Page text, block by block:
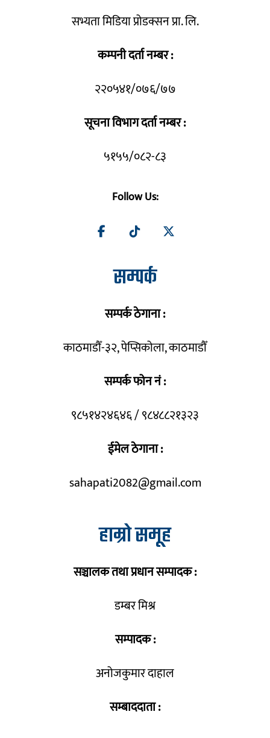
सभ्यता मिडिया प्रोडक्सन प्रा. लि.
कम्पनी दर्ता नम्बर :
२२०५४१/०७६/७७
सूचना विभाग दर्ता नम्बर :
५१५५/०८२-८३
Follow Us:
सम्पर्क
सम्पर्क ठेगाना :
काठमाडौँ-३२, पेप्सिकोला, काठमाडौँ
सम्पर्क फोन नं :
९८५१४२४६४६ / ९८४८८२१३२३
ईमेल ठेगाना :
sahapati2082@gmail.com
हाम्रो समूह
सञ्चालक तथा प्रधान सम्पादक :
डम्बर मिश्र
सम्पादक :
अनोजकुमार दाहाल
सम्बाददाता :